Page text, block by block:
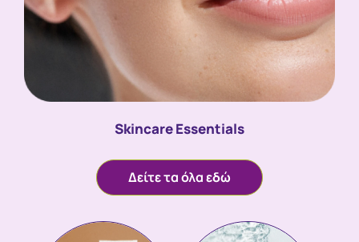
Skincare Essentials
Δείτε τα όλα εδώ